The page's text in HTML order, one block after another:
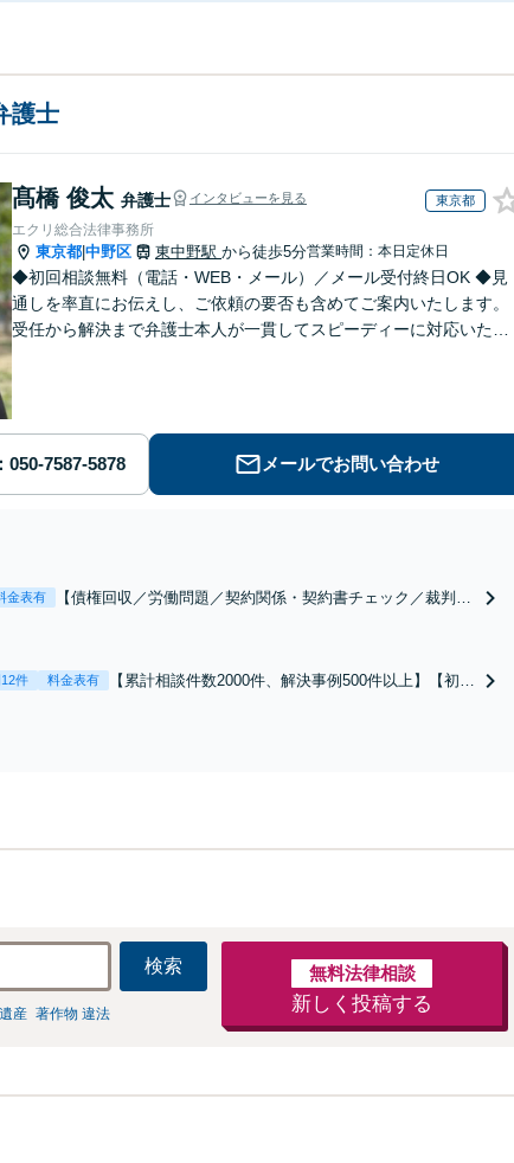
護士
髙橋 俊太 弁護士 インタビューを見る 東京都
エクリ総合法律事務所
東京都 中野区 東中野駅 から徒歩5分営業時間：本日定休日
◆初回相談無料（電話・WEB・メール）／メール受付終日OK ◆見
通しを率直にお伝えし、ご依頼の要否も含めてご案内いたします。
受任から解決まで弁護士本人が一貫してスピーディーに対応いたし
メールでお問い合わせ
金表有
【債権回収／労働問題／契約関係・契約書チェック／裁判対
をお探しの方もご相談ください！【顧問経験豊富】【個別案
件も対応OK】
件 料金表有
【累計相談件数2000件、解決事例500件以上】【初回
検索
産 著作物 違法
無料法律相談
新しく投稿する